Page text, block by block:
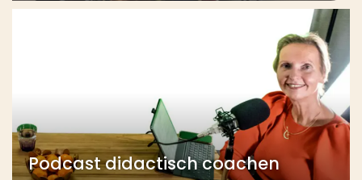
Podcast didactisch coachen